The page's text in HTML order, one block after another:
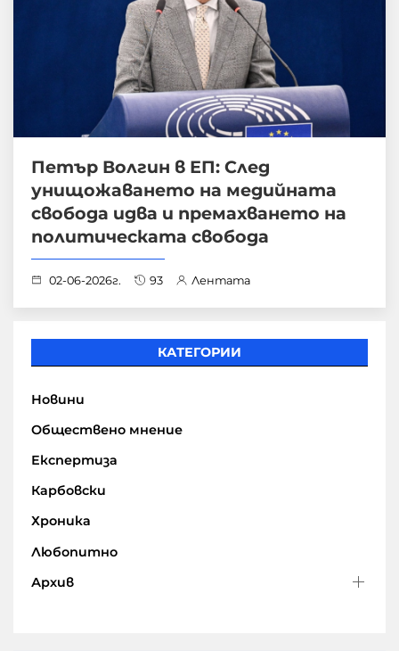
Петър Волгин в ЕП: След
унищожаването на медийната
свобода идва и премахването на
политическата свобода
02-06-2026г. 93 Лентата
КАТЕГОРИИ
Новини
Обществено мнение
Експертиза
Карбовски
Хроника
Любопитно
Архив